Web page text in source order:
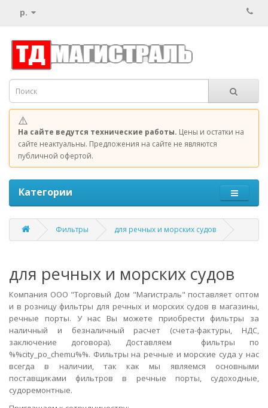
р.
⚠️
На сайте ведутся технические работы. Цены и остатки на
сайте неактуальны. Предложения на сайте не являются
публичной офертой.
Категории
Фильтры для речных и морских судов
для речных и морских судов
Компания ООО "Торговый Дом "Магистраль" поставляет оптом
и в розницу фильтры для речных и морских судов в магазины,
речные порты. У нас Вы можете приобрести фильтры за
наличный и безналичный расчет (счета-фактуры, НДС,
заключение договора). Доставляем фильтры по
%%city_po_chemu%%. Фильтры на речные и морские суда у нас
всегда в наличии, так как мы являемся основными
поставщиками фильтров в речные порты, судоходные,
судоремонтные.